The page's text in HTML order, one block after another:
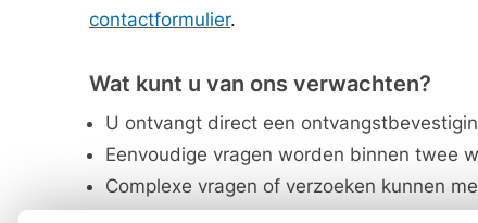
contactformulier.
Wat kunt u van ons verwachten?
U ontvangt direct een
Eenvoudige vragen worden binnen twee
Complexe vragen of verzoeken kunnen